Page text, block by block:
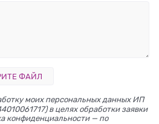
ФАЙЛ
моих персональных данных ИП
в целях обработки заявки
конфиденциальности — по